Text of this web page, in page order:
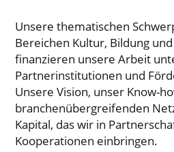
Unsere thematischen
Bereichen Kultur, Bildung
finanzieren unsere Arbeit
Partnerinstitutionen und
Unsere Vision, unser Know-
branchenübergreifenden
Kapital, das wir in
Kooperationen einbringen.